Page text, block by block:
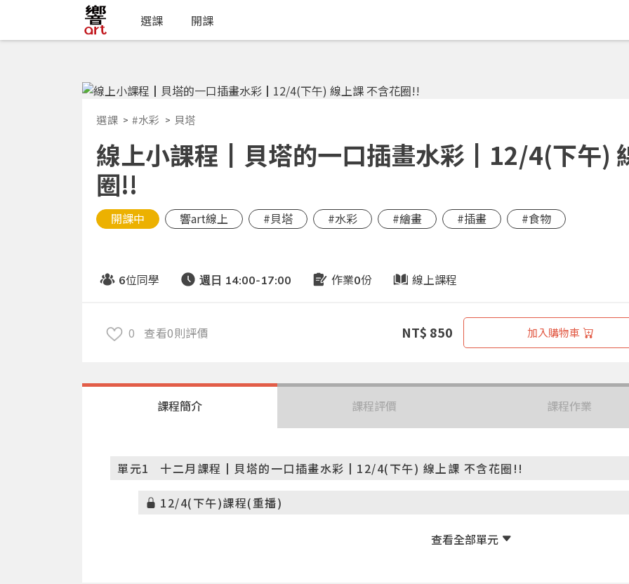
選課 開課
選課 #水彩 貝塔
線上小課程┃貝塔的一口插畫水彩┃12/4(下午)
圈!!
開課中 響art線上 #貝塔 #水彩 #繪畫 #插畫 #食物
6位同學 週日 14:00-17:00 作業0份 線上課程
0 查看0則評價 NT$ 850 加入購物車
課程簡介 課程評價 課程作業
單元1 十二月課程┃貝塔的一口插畫水彩┃12/4(下午) 線上課 不含花圈!!
12/4(下午)課程(重播)